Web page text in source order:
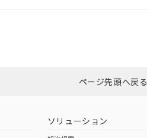
ダウンロードはこちら
（日本
（アメリカ
ページ先頭へ戻る
ソリューション